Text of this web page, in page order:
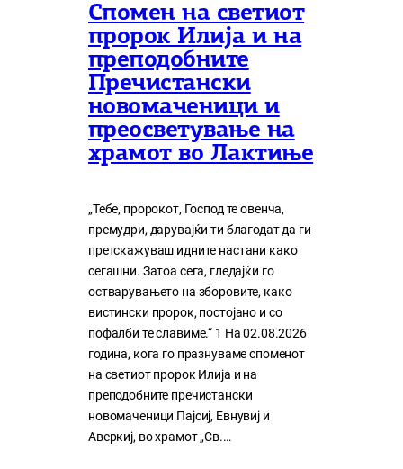
Спомен на светиот
пророк Илија и на
преподобните
Пречистански
новомаченици и
преосветување на
храмот во Лактиње
„Тебе, пророкот, Господ те овенча,
премудри, дарувајќи ти благодат да ги
претскажуваш идните настани како
сегашни. Затоа сега, гледајќи го
остварувањето на зборовите, како
вистински пророк, постојано и со
пофалби те славиме.“ 1 На 02.08.2026
година, кога го празнуваме споменот
на светиот пророк Илија и на
преподобните пречистански
новомаченици Пајсиј, Евнувиј и
Аверкиј, во храмот „Св.…